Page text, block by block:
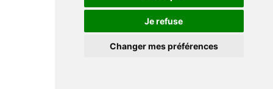
Je refuse
Changer mes préférences